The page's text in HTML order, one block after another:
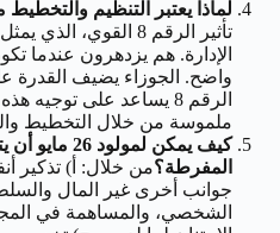
لماذا يعتبر التنظيم والتخطيط مهماً
تأثير الرقم 8
الإدارة. هم يزدهرون عندما
واضح. الجوزاء يضيف القدرة
الرقم 8 يساعد على
ملموسة من خلال التخطيط
كيف يمكن
المفرطة؟من خلال: أ) تذكير
جوانب أخرى غير المال